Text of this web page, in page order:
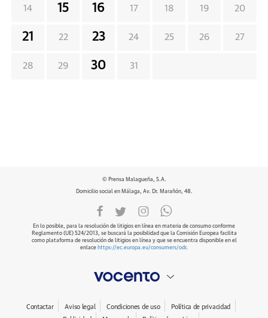
14 15 16 17 18 19 20
21 22 23 24 25 26 27
28 29 30 31
© Prensa Malagueña, S.A.
Domicilio social en Málaga, Av. Dr. Marañón, 48.
En lo posible, para la resolución de litigios en línea en materia de consumo conforme
Reglamento (UE) 524/2013, se buscará la posibilidad que la Comisión Europea facilita
como plataforma de resolución de litigios en línea y que se encuentra disponible en el
enlace https://ec.europa.eu/consumers/odr.
Contactar Aviso legal Condiciones de uso
Política de privacidad